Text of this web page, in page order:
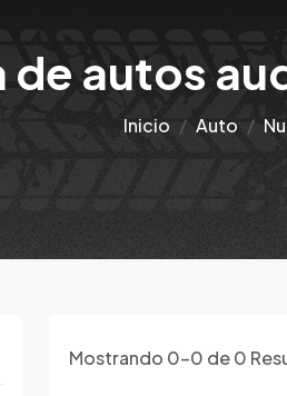
de autos
Inicio Auto
Mostrando 0-0 de0